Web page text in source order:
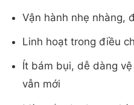
Vận hành nhẹ nhàng,
Linh hoạt trong điều
Ít bám bụi, dễ dàng
vẫn mới